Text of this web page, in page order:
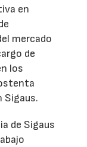
en
mercado
de
los
Sigaus.
de Sigaus